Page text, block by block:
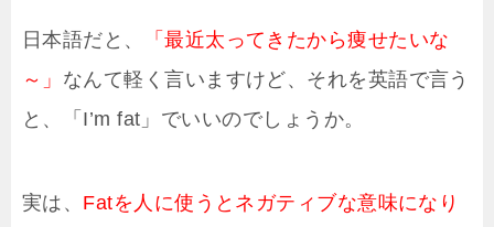
日本語だと、
「最近太ってきたから痩せたいな
～」 なんて軽く言いますけど、それを英語で言う
と、「I’m fat」でいいのでしょうか。
実は、 Fatを人に使うとネガティブな意味になり